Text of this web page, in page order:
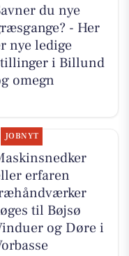
du nye
- Her
nye ledige
i Billund
omegn
JOBNYT
erfaren
til Bøjsø
og Døre i